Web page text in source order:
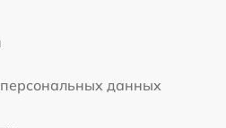
данных